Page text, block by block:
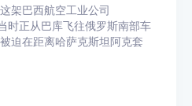
架巴西航空工业公司
时正从巴库飞往俄罗斯南部车
迫在距离哈萨克斯坦阿克套